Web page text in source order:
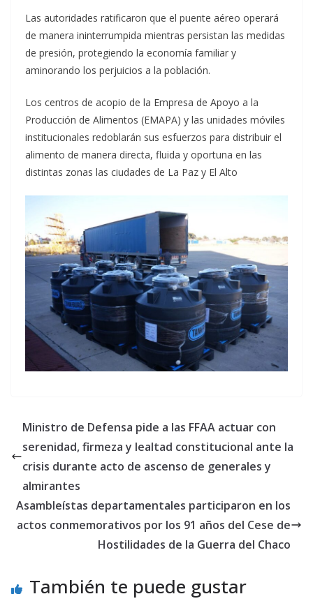
Las autoridades ratificaron que el puente aéreo operará
de manera ininterrumpida mientras persistan las medidas
de presión, protegiendo la economía familiar y
aminorando los perjuicios a la población.
Los centros de acopio de la Empresa de Apoyo a la
Producción de Alimentos (EMAPA) y las unidades móviles
institucionales redoblarán sus esfuerzos para distribuir el
alimento de manera directa, fluida y oportuna en las
distintas zonas las ciudades de La Paz y El Alto
Ministro de Defensa pide a las FFAA actuar con
serenidad, firmeza y lealtad constitucional ante la
crisis durante acto de ascenso de generales y
almirantes
Asambleístas departamentales participaron en los
actos conmemorativos por los 91 años del Cese de
Hostilidades de la Guerra del Chaco
También te puede gustar